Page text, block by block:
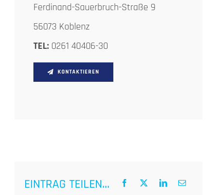
Ferdinand-Sauerbruch-Straße 9
56073 Koblenz
TEL:0261 40406-30
KONTAKTIEREN
EINTRAG TEILEN...